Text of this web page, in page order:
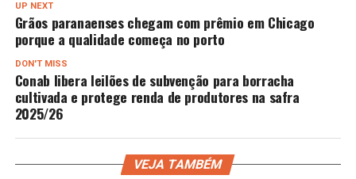
UP NEXT
Grãos paranaenses chegam com prêmio em Chicago
porque a qualidade começa no porto
DON'T MISS
Conab libera leilões de subvenção para borracha
cultivada e protege renda de produtores na safra
2025/26
VEJA TAMBÉM